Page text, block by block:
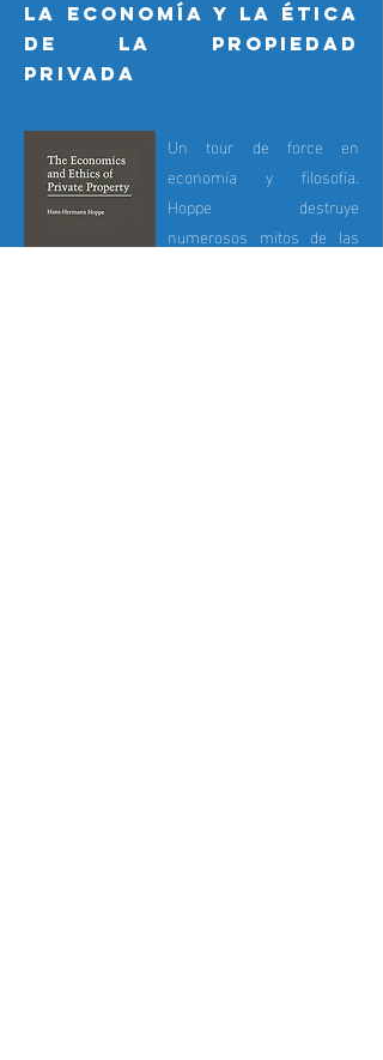
la economía y la ética
de la propiedad
privada
Un tour de force en
economía y filosofía.
Hoppe destruye
numerosos mitos de las